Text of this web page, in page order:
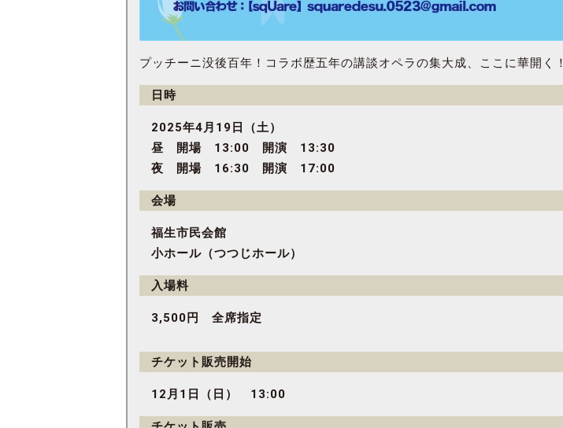
プッチーニ没後百年！コラボ歴五年の講談オペラの集大成、ここに華開く！
日時
2025年4月19日（土）
昼 開場 13:00 開演 13:30
夜 開場 16:30 開演 17:00
会場
福生市民会館
小ホール（つつじホール）
入場料
3,500円 全席指定
チケット販売開始
12月1日（日） 13:00